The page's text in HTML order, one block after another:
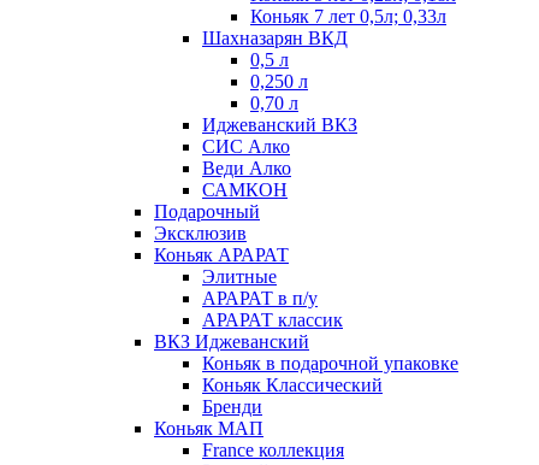
Коньяк 7 лет 0,5л; 0,33л
Шахназарян ВКД
0,5 л
0,250 л
0,70 л
Иджеванский ВКЗ
СИС Алко
Веди Алко
САМКОН
Подарочный
Эксклюзив
Коньяк АРАРАТ
Элитные
АРАРАТ в п/у
АРАРАТ классик
ВКЗ Иджеванский
Коньяк в подарочной упаковке
Коньяк Классический
Бренди
Коньяк МАП
France коллекция